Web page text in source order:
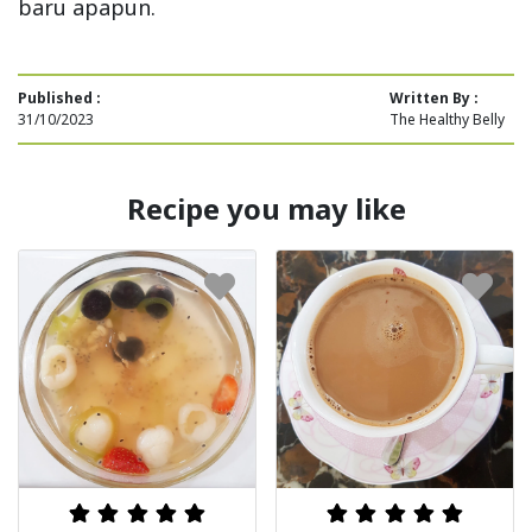
baru apapun.
Published :
31/10/2023
Written By :
The Healthy Belly
Recipe you may like